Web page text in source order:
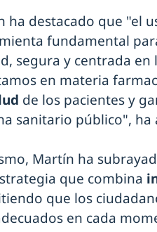
ha destacado que "el
fundamental
segura y centrada en
en materia
de los pacientes y
sanitario público", ha
Martín ha
que combina
que los
en cada